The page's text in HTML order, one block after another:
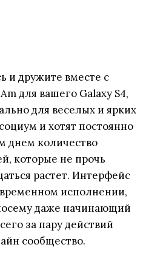
и дружите вместе с
для вашего Galaxy S4,
для веселых и ярких
и хотят постоянно
днем количество
которые не прочь
растет. Интерфейс
исполнении,
даже начинающий
за пару действий
сообщество.